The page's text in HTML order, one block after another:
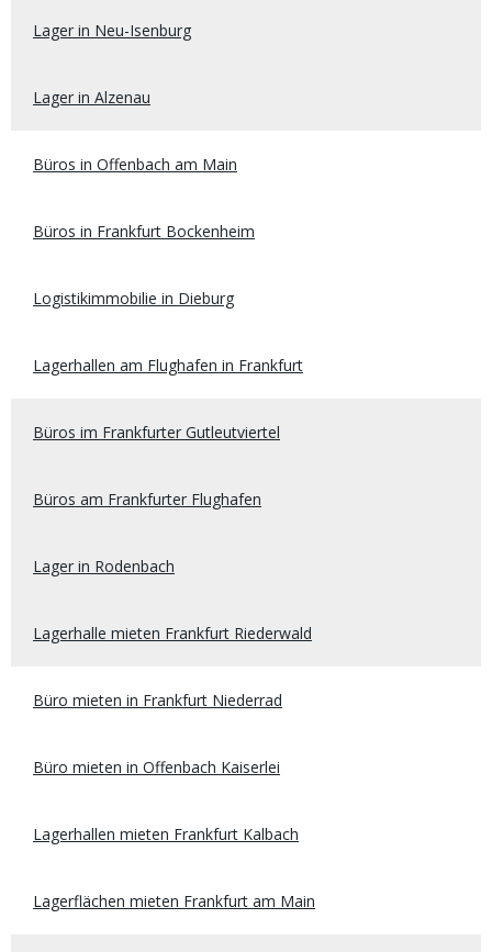
Lager in Neu-Isenburg
Lager in Alzenau
Büros in Offenbach am Main
Büros in Frankfurt Bockenheim
Logistikimmobilie in Dieburg
Lagerhallen am Flughafen in Frankfurt
Büros im Frankfurter Gutleutviertel
Büros am Frankfurter Flughafen
Lager in Rodenbach
Lagerhalle mieten Frankfurt Riederwald
Büro mieten in Frankfurt Niederrad
Büro mieten in Offenbach Kaiserlei
Lagerhallen mieten Frankfurt Kalbach
Lagerflächen mieten Frankfurt am Main